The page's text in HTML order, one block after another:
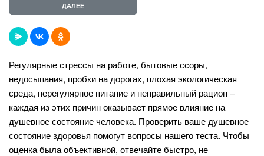
Регулярные стрессы на работе, бытовые ссоры,
недосыпания, пробки на дорогах, плохая экологическая
среда, нерегулярное питание и неправильный рацион –
каждая из этих причин оказывает прямое влияние на
душевное состояние человека. Проверить ваше душевное
состояние здоровья помогут вопросы нашего теста. Чтобы
оценка была объективной, отвечайте быстро, не